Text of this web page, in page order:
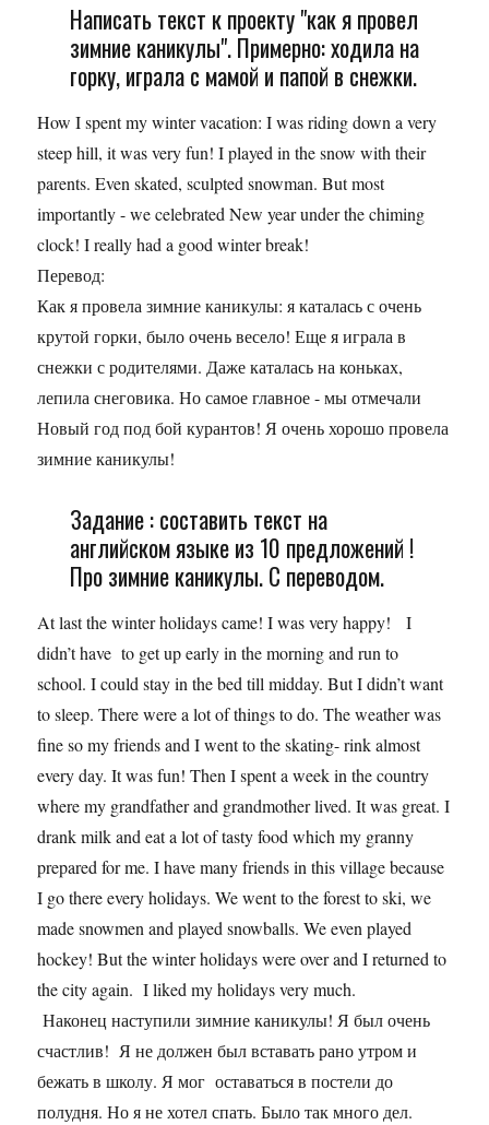
Написать текст к проекту "как я провел
зимние каникулы". Примерно: ходила на
горку, играла с мамой и папой в снежки.
How I spent my winter vacation: I was riding down a very
steep hill, it was very fun! I played in the snow with their
parents. Even skated, sculpted snowman. But most
importantly - we celebrated New year under the chiming
clock! I really had a good winter break!
Перевод:
Как я провела зимние каникулы: я каталась с очень
крутой горки, было очень весело! Еще я играла в
снежки с родителями. Даже каталась на коньках,
лепила снеговика. Но самое главное - мы отмечали
Новый год под бой курантов! Я очень хорошо провела
зимние каникулы!
Задание : составить текст на
английском языке из 10 предложений !
Про зимние каникулы. С переводом.
At last the winter holidays came! I was very happy! I
didn’t have to get up early in the morning and run to
school. I could stay in the bed till midday. But I didn’t want
to sleep. There were a lot of things to do. The weather was
fine so my friends and I went to the skating- rink almost
every day. It was fun! Then I spent a week in the country
where my grandfather and grandmother lived. It was great. I
drank milk and eat a lot of tasty food which my granny
prepared for me. I have many friends in this village because
I go there every holidays. We went to the forest to ski, we
made snowmen and played snowballs. We even played
hockey! But the winter holidays were over and I returned to
the city again. I liked my holidays very much.
Наконец наступили зимние каникулы! Я был очень
счастлив! Я не должен был вставать рано утром и
бежать в школу. Я мог оставаться в постели до
полудня. Но я не хотел спать. Было так много дел.